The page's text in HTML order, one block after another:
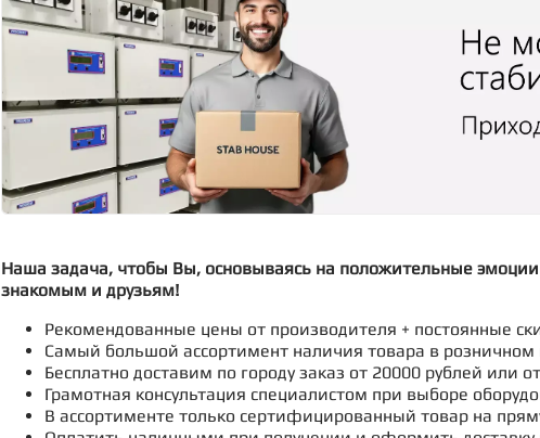
Наша задача, чтобы Вы, основываясь на положительные
знакомым и друзьям!
Рекомендованные цены от производителя + постоянные
Самый большой ассортимент наличия товара в
Бесплатно доставим по городу заказ от 20000 рублей или
Грамотная консультация специалистом при выборе
В ассортименте только сертифицированный товар на